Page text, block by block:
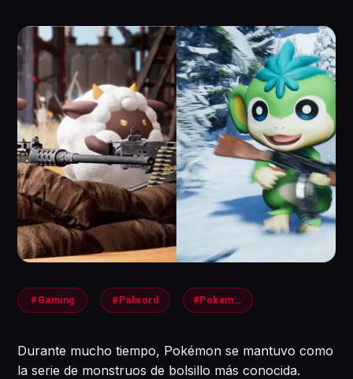
#Gaming #Palword #Pokemon
Durante mucho tiempo, Pokémon se mantuvo como
la serie de monstruos de bolsillo más conocida.